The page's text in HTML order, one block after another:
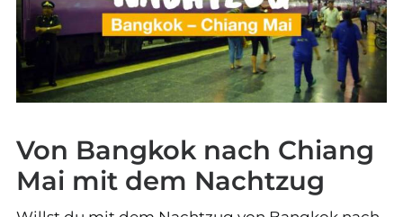
Von Bangkok nach Chiang
Mai mit dem Nachtzug